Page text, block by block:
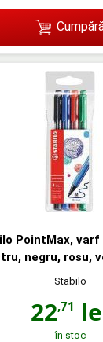
PointMax,
negru, rosu,
Stabilo
22,71
în stoc